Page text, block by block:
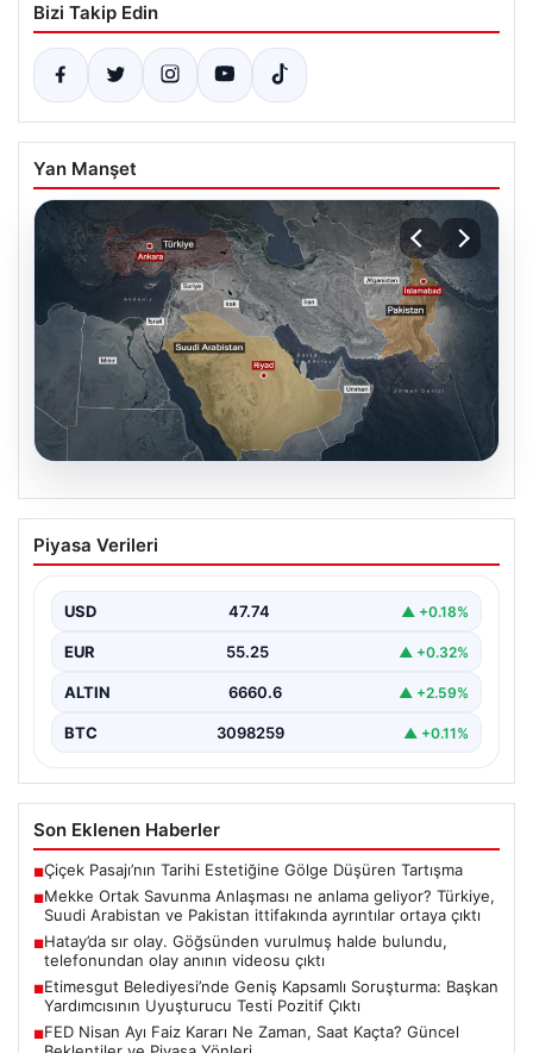
Bizi Takip Edin
Yan Manşet
07.08.2026
Mekke Ortak Savunma Anlaşması ne
anlama geliyor? Türkiye, Suudi
ayrıntılar ortaya çıktı
Piyasa Verileri
USD 47.74 ▲ +0.18%
EUR 55.25 ▲ +0.32%
ALTIN 6660.6 ▲ +2.59%
BTC 3098259 ▲ +0.11%
Son Eklenen Haberler
■Çiçek Pasajı’nın Tarihi Estetiğine Gölge Düşüren Tartışma
■Mekke Ortak Savunma Anlaşması ne anlama geliyor? Türkiye,
Suudi Arabistan ve Pakistan ittifakında ayrıntılar ortaya çıktı
■Hatay’da sır olay. Göğsünden vurulmuş halde bulundu,
telefonundan olay anının videosu çıktı
■Etimesgut Belediyesi’nde Geniş Kapsamlı Soruşturma: Başkan
Yardımcısının Uyuşturucu Testi Pozitif Çıktı
■FED Nisan Ayı Faiz Kararı Ne Zaman, Saat Kaçta? Güncel